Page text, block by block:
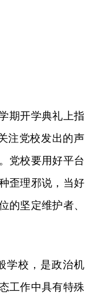
期开学典礼上指
注党校发出的声
党校要用好平台
歪理邪说，当好
的坚定维护者、
学校，是政治机
工作中具有特殊